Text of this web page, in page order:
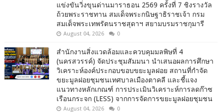
แข่งขันวิ่งขุนด่านมาราธอน 2569 ครั้งที่ 7 ชิงรางวัล
ถ้วยพระราชทาน สมเด็จพระกนิษฐาธิราชเจ้า กรม
สมเด็จพระเทพรัตนราชสุดาฯ สยามบรมราชกุมารี
August 04, 2026 0
สำนักงานสิ่งแวดล้อมและควบคุมมลพิษที่ 4
(นครสวรรค์) จัดประชุมสัมมนา นำเสนอผลการศึกษา
วิเคราะห์องค์ประกอบขอบขยะมูลฝอย สถานที่กำจัด
ขยะมูลฝอยชุมชนเทศบาลเมืองตาคลี และชี้แจง
แนวทางหลักเกณฑ์ การประเมินวิเคราะห์การลดก๊าซ
เรือนกระจก (LESS) จากการจัดการขยะมูลฝอยชุมชน
August 04, 2026 0